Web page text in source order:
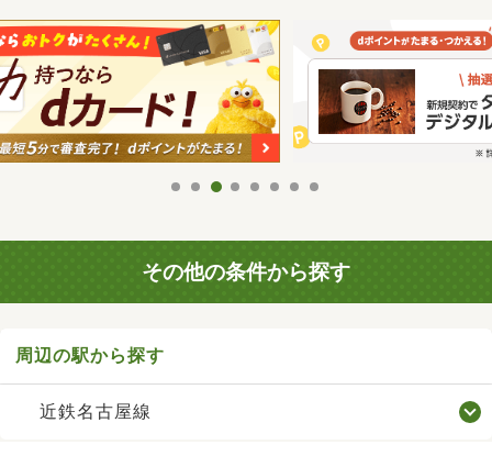
その他の条件から探す
周辺の駅から探す
近鉄名古屋線